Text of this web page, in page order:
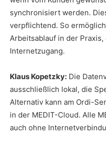
synchronisiert werden.
verpflichtend. So
Arbeitsablauf in der
Internetzugang.
Klaus Kopetzky: Die
ausschließlich lokal, die
Alternativ kann am Ordi-
in der MEDIT-Cloud. Alle
auch ohne